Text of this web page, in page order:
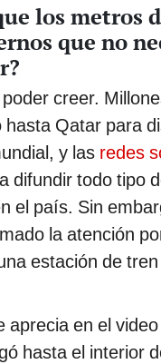
los metros
que no
creer.
hasta Qatar para
y las redes
difundir todo tipo
el país. Sin
la atención
estación de
aprecia en el
hasta el interior